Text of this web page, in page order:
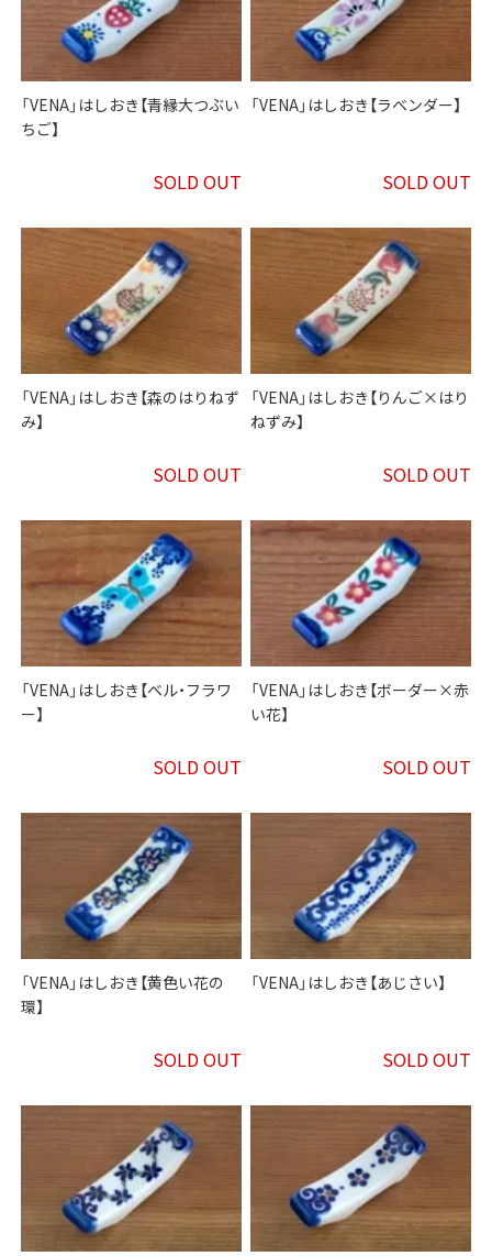
「VENA」はしおき【青縁大つぶい
ちご】
SOLD OUT
「VENA」はしおき【ラベンダー】
SOLD OUT
「VENA」はしおき【森のはりねず
み】
SOLD OUT
「VENA」はしおき【りんご×はり
ねずみ】
SOLD OUT
「VENA」はしおき【ベル・フラワ
ー】
SOLD OUT
「VENA」はしおき【ボーダー×赤
い花】
SOLD OUT
「VENA」はしおき【黄色い花の
環】
SOLD OUT
「VENA」はしおき【あじさい】
SOLD OUT